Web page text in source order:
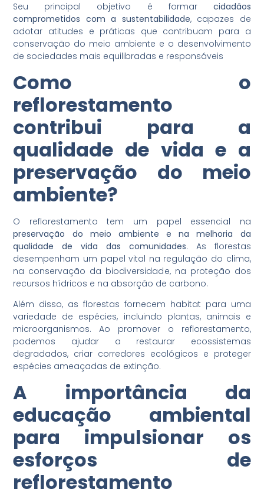
Seu principal objetivo é formar cidadãos
comprometidos com a sustentabilidade, capazes de
adotar atitudes e práticas que contribuam para a
conservação do meio ambiente e o desenvolvimento
de sociedades mais equilibradas e responsáveis
Como o
reflorestamento
contribui para a
qualidade de vida e a
preservação do meio
ambiente?
O reflorestamento tem um papel essencial na
preservação do meio ambiente e na melhoria da
qualidade de vida das comunidades. As florestas
desempenham um papel vital na regulação do clima,
na conservação da biodiversidade, na proteção dos
recursos hídricos e na absorção de carbono.
Além disso, as florestas fornecem habitat para uma
variedade de espécies, incluindo plantas, animais e
microorganismos. Ao promover o reflorestamento,
podemos ajudar a restaurar ecossistemas
degradados, criar corredores ecológicos e proteger
espécies ameaçadas de extinção.
A importância da
educação ambiental
para impulsionar os
esforços de
reflorestamento